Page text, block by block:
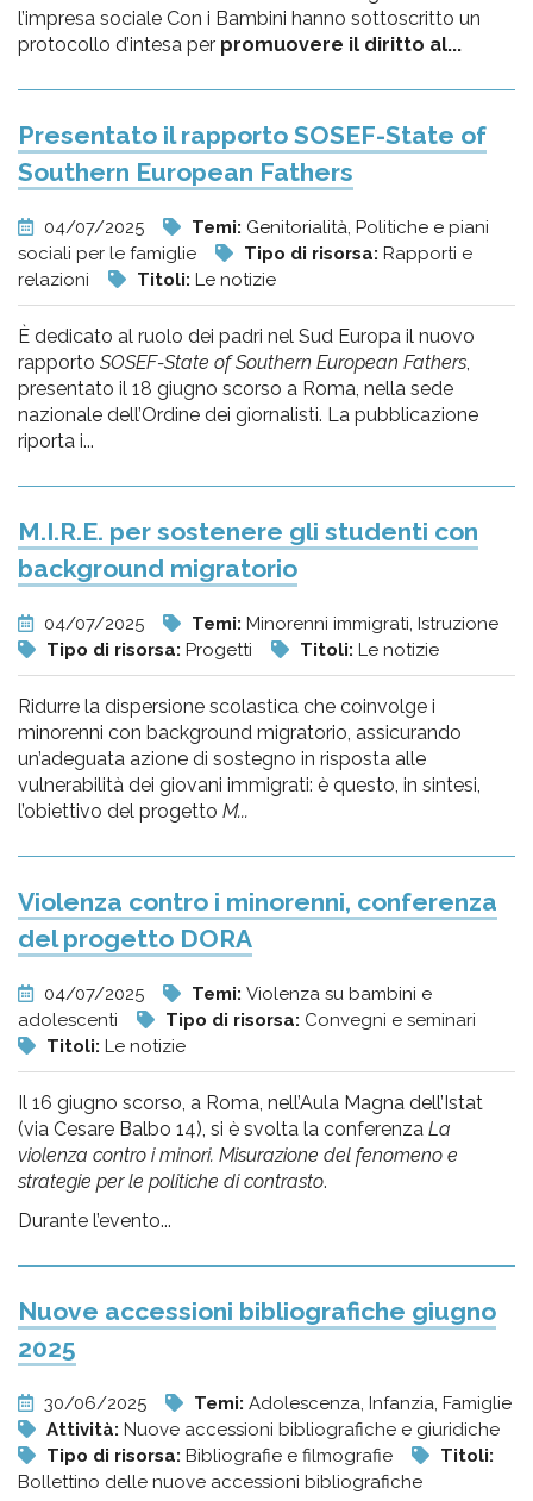
l’impresa sociale Con i Bambini hanno sottoscritto un
protocollo d’intesa per promuovere il diritto al...
Presentato il rapporto SOSEF-State of
Southern European Fathers
04/07/2025 Temi: Genitorialità, Politiche e piani
sociali per le famiglie
Tipo di risorsa: Rapporti e
relazioni
Titoli: Le notizie
È dedicato al ruolo dei padri nel Sud Europa il nuovo
rapporto SOSEF-State of Southern European Fathers,
presentato il 18 giugno scorso a Roma, nella sede
nazionale dell’Ordine dei giornalisti. La pubblicazione
riporta i...
M.I.R.E. per sostenere gli studenti con
background migratorio
04/07/2025 Temi: Minorenni immigrati, Istruzione
Tipo di risorsa: Progetti Titoli: Le notizie
Ridurre la dispersione scolastica che coinvolge i
minorenni con background migratorio, assicurando
un’adeguata azione di sostegno in risposta alle
vulnerabilità dei giovani immigrati: è questo, in sintesi,
l’obiettivo del progetto M...
Violenza contro i minorenni, conferenza
del progetto DORA
04/07/2025 Temi: Violenza su bambini e
adolescenti
Tipo di risorsa: Convegni e seminari
Titoli: Le notizie
Il 16 giugno scorso, a Roma, nell’Aula Magna dell’Istat
(via Cesare Balbo 14), si è svolta la conferenza La
violenza contro i minori. Misurazione del fenomeno e
strategie per le politiche di contrasto.
Durante l’evento...
Nuove accessioni bibliografiche giugno
2025
30/06/2025 Temi: Adolescenza, Infanzia, Famiglie
Attività: Nuove accessioni bibliografiche e giuridiche
Tipo di risorsa: Bibliografie e filmografie
Titoli:
Bollettino delle nuove accessioni bibliografiche